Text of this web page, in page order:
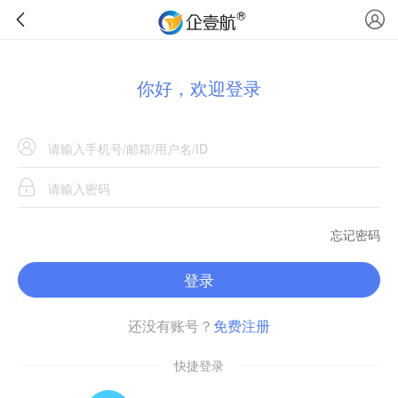
你好，欢迎登录
忘记密码
登录
还没有账号？ 免费注册
快捷登录